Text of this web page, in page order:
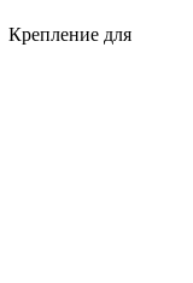
Крепление для